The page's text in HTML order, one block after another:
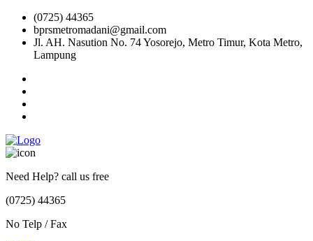
(0725) 44365
bprsmetromadani@gmail.com
Jl. AH. Nasution No. 74 Yosorejo, Metro Timur, Kota Metro,
Lampung
Need Help? call us free
(0725) 44365
No Telp / Fax